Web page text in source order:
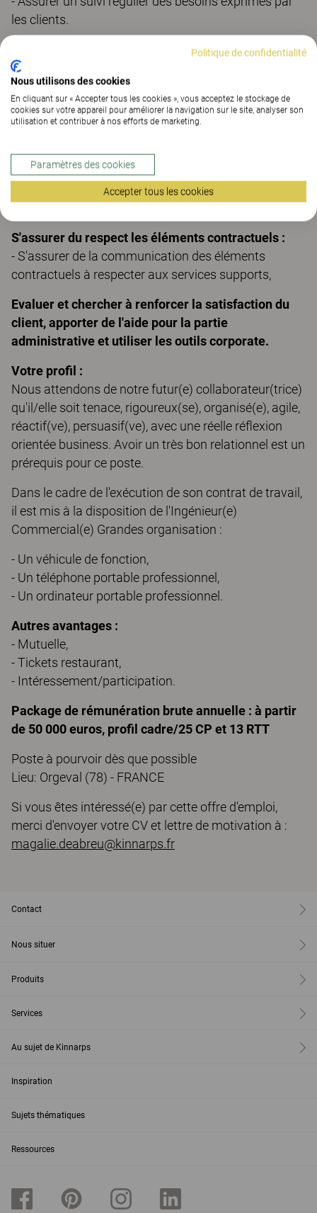
les clients.
- Négocier avec les clients pour déterminer l'offre la
mieux adaptée pour les deux parties,
- Assurer la mise en place des commandes en
adéquation avec nos exigences et celles du client.
Animer les comptes nationaux en gestion sur le
territoire national :
- Déployer les accords-cadres à l'échelle nationale,
S'assurer du respect les éléments contractuels :
- S'assurer de la communication des éléments
contractuels à respecter aux services supports,
Evaluer et chercher à renforcer la satisfaction du
client, apporter de l'aide pour la partie
administrative et utiliser les outils corporate.
Votre profil :
Nous attendons de notre futur(e) collaborateur(trice)
qu'il/elle soit tenace, rigoureux(se), organisé(e), agile,
réactif(ve), persuasif(ve), avec une réelle réflexion
orientée business. Avoir un très bon relationnel est un
prérequis pour ce poste.
Dans le cadre de l'exécution de son contrat de travail,
il est mis à la disposition de l'Ingénieur(e)
Commercial(e) Grandes organisation :
- Un véhicule de fonction,
- Un téléphone portable professionnel,
- Un ordinateur portable professionnel.
Autres avantages :
- Mutuelle,
- Tickets restaurant,
- Intéressement/participation.
Package de rémunération brute annuelle : à partir
de 50 000 euros, profil cadre/25 CP et 13 RTT
Poste à pourvoir dès que possible
Lieu: Orgeval (78) - FRANCE
Si vous êtes intéressé(e) par cette offre d'emploi,
merci d'envoyer votre CV et lettre de motivation à :
magalie.deabreu@kinnarps.fr
Contact
Nous situer
Produits
Services
Au sujet de Kinnarps
Inspiration
Sujets thématiques
Ressources
Politique de confidentialité
Nous utilisons des cookies
En cliquant sur « Accepter tous les cookies », vous acceptez le stockage de
cookies sur votre appareil pour améliorer la navigation sur le site, analyser son
utilisation et contribuer à nos efforts de marketing.
Paramètres des cookies
Accepter tous les cookies